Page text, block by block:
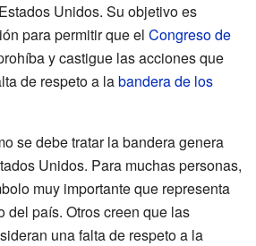
Unidos. Su objetivo es
para permitir que el Congreso de
y castigue las acciones que
de respeto a labandera de los
se debe tratar la bandera genera
Unidos. Para muchas personas,
muy importante que representa
del país. Otros creen que las
una falta de respeto a la